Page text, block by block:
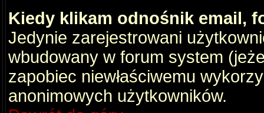
Kiedy klikam odnośnik email,
Jedynie zarejestrowani
wbudowany w forum system
zapobiec niewłaściwemu
anonimowych użytkowników.